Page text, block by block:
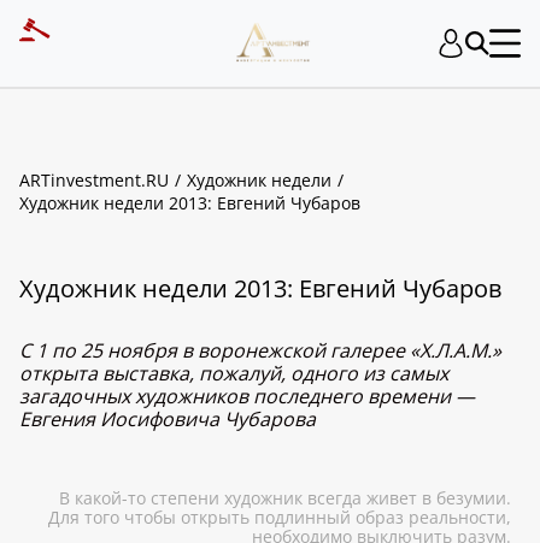
ARTinvestment.RU
Художник недели
Художник недели 2013: Евгений Чубаров
Художник недели 2013: Евгений Чубаров
C 1 по 25 ноября в воронежской галерее «Х.Л.А.М.»
открыта выставка, пожалуй, одного из самых
загадочных художников последнего времени —
Евгения Иосифовича Чубарова
В какой-то степени художник всегда живет в безумии.
Для того чтобы открыть подлинный образ реальности,
необходимо выключить разум.